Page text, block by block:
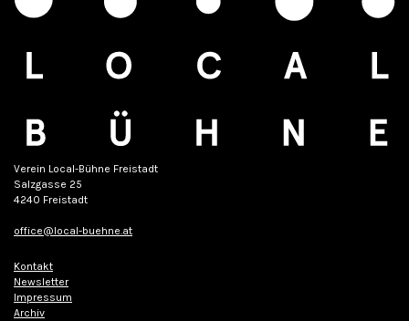
Verein Local-Bühne Freistadt
Salzgasse 25
4240 Freistadt
office@local-buehne.at
Kontakt
Newsletter
Impressum
Archiv